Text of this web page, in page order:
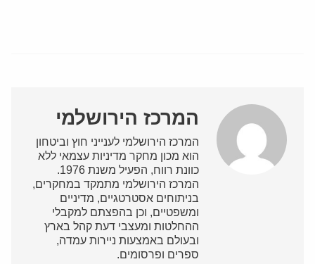
המרכז הירושלמי
המרכז הירושלמי לענייני חוץ וביטחון
הוא מכון מחקר מדיניות עצמאי ללא
כוונת רווח, הפעיל משנת 1976.
המרכז הירושלמי מתמקד במחקרים,
בניתוחים אסטרטגיים, מדיניים
ומשפטיים, וכן בהפצתם למקבלי
ההחלטות ומעצבי דעת קהל בארץ
ובעולם באמצעות ניירות עמדה,
ספרים ופרסומים.